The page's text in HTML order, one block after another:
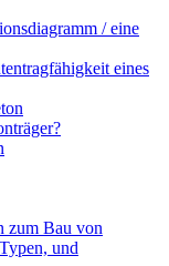
/ eine
eines
zum Bau von
und